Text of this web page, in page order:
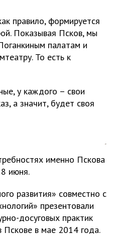
правило, формируется
Показывая Псков, мы
палатам и
То есть к
у каждого – свои
а значит, будет своя
именно Пскова
июня.
развития» совместно с
презентовали
досуговых практик
Пскове в мае 2014 года.